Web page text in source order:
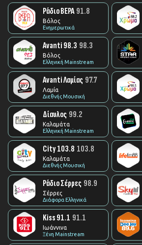
Ράδιο ΒΕΡΑ 91.8
Βόλος
Ενημερωτικά
Avanti 98.3 98.3
Βόλος
Ελληνική Mainstream
Avanti Λαμίας 97.7
Λαμία
Διεθνής Μουσική
Δίαυλος 99.2
Καλαμάτα
Ελληνική Mainstream
City 103.8 103.8
Καλαμάτα
Διεθνής Μουσική
Ράδιο Σέρρες 98.9
Σέρρες
Διάφορα Ελληνικά
Kiss 91.1 91.1
Ιωάννινα
Ξένη Mainstream